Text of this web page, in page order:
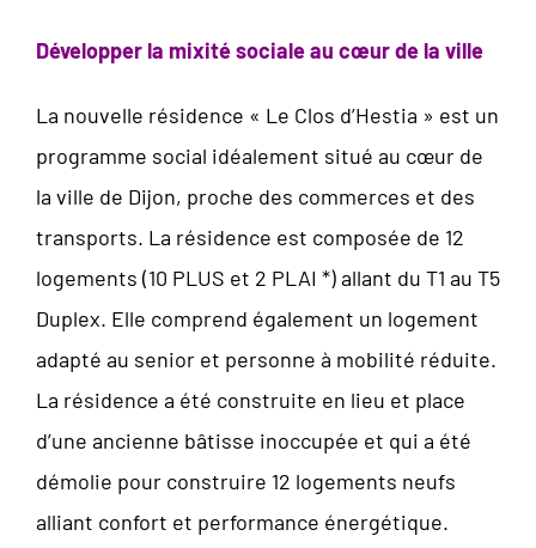
Développer la mixité sociale au cœur de la ville
La nouvelle résidence « Le Clos d’Hestia » est un
programme social idéalement situé au cœur de
la ville de Dijon, proche des commerces et des
transports. La résidence est composée de 12
logements (10 PLUS et 2 PLAI *) allant du T1 au T5
Duplex. Elle comprend également un logement
adapté au senior et personne à mobilité réduite.
La résidence a été construite en lieu et place
d’une ancienne bâtisse inoccupée et qui a été
démolie pour construire 12 logements neufs
alliant confort et performance énergétique.